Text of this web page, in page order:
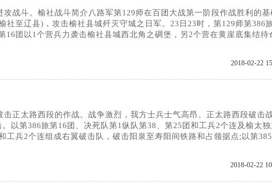
战斗。榆社战斗简介八路军第129师在百团大战第一阶段作战胜利的基
社至辽县)，攻击榆社县城歼灭守城之日军。23日23时，第129师第386
团以1个营兵力袭击榆社县城西北角之碉堡，另2个营在黄崖底集结待
2018-02-22
正太路西段的作战。战争激烈，我方士兵士气高昂。正太路西段破击
以第386旅第16团、决死队第1纵队第38、第25团和工兵2个连及榆太
兵2个连组成右翼破击队，破击阳泉至寿阳间铁路和占领据点;以第
2018-02-22